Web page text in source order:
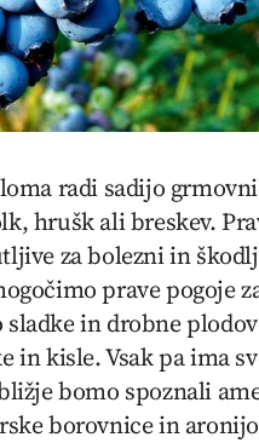
radi sadijo
hrušk ali breskev.
za bolezni in
prave pogoje
in drobne
in kisle. Vsak pa ima
bomo spoznali
borovnice in